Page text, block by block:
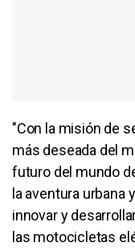
"Con la misión de
más deseada del
futuro del mundo
la aventura urbana
innovar y
las motocicletas